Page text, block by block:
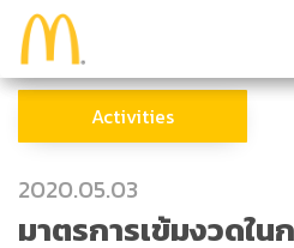
Activities
2020.05.03
มาตรการเข้มงวดใน